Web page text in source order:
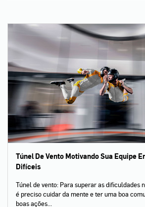
Túnel De Vento Motivando Sua Equipe
Difíceis
Túnel de vento: Para superar as dificuldades
é preciso cuidar da mente e ter uma boa
boas ações...